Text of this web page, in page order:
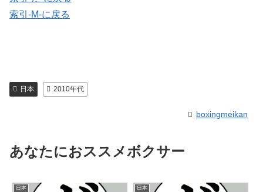
索引-M-に戻る
日本 2010年代
boxingmeikan
あなたにおススメボクサー
日本 日本